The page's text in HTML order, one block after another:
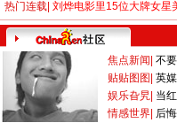
热门连载 刘烨电影里15位大牌女星
焦点新闻 不
贴贴图图 英
娱乐旮旯 当
情感世界 后